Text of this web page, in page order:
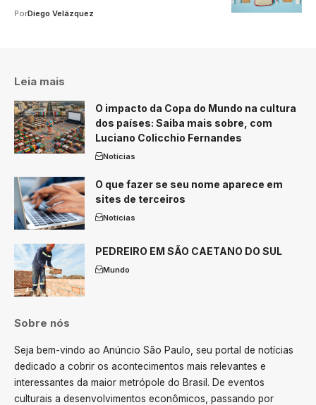
PorDiego Velázquez
Leia mais
O impacto da Copa do Mundo na cultura
dos países: Saiba mais sobre, com
Luciano Colicchio Fernandes
Notícias
O que fazer se seu nome aparece em
sites de terceiros
Notícias
PEDREIRO EM SÃO CAETANO DO SUL
Mundo
Sobre nós
Seja bem-vindo ao Anúncio São Paulo, seu portal de notícias
dedicado a cobrir os acontecimentos mais relevantes e
interessantes da maior metrópole do Brasil. De eventos
culturais a desenvolvimentos econômicos, passando por